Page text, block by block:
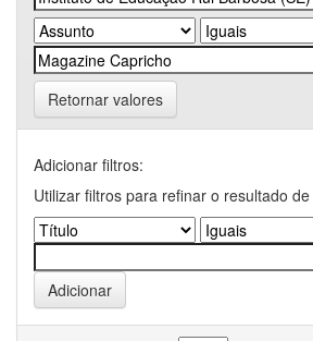
Retornar valores
Adicionar filtros:
Utilizar filtros para refinar o resultado